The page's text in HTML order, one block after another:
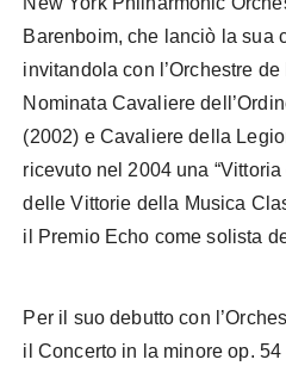
Barenboim, che lanciò la sua
invitandola con l’Orchestre de
Nominata Cavaliere
(2002) e Cavaliere della
ricevuto nel 2004 una “Vittoria
delle Vittorie della Musica
il Premio Echo come solista
Per il suo debutto con
il Concerto in la minore op.